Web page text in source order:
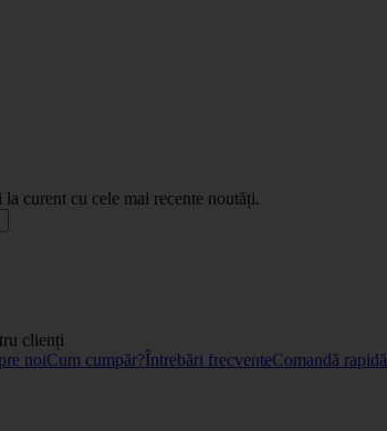
curent cu cele mai recente noutăți.
clienți
noiCum cumpăr?Întrebări frecventeComandă rapidă